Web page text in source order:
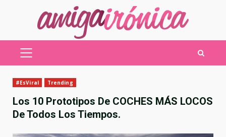
MENÚ
#EsViral Trending
Los 10 Prototipos De COCHES MÁS LOCOS
De Todos Los Tiempos.